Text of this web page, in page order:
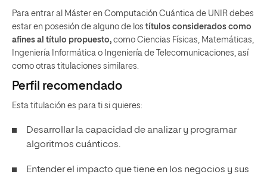
Para entrar al Máster en Computación Cuántica de UNIR debes
estar en posesión de alguno de los títulos considerados como
afines al título propuesto, como Ciencias Físicas, Matemáticas,
Ingeniería Informática o Ingeniería de Telecomunicaciones, así
como otras titulaciones similares.
Perfil recomendado
Esta titulación es para ti si quieres:
Desarrollar la capacidad de analizar y programar
algoritmos cuánticos.
Entender el impacto que tiene en los negocios y sus